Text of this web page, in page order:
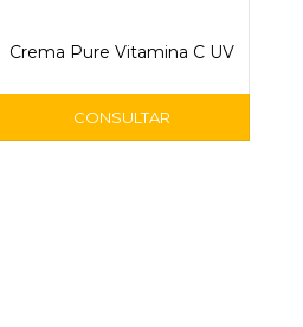
Crema Pure Vitamina C UV